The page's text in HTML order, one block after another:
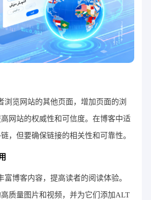
浏览网站的其他页面，增加页面的浏
网站的权威性和可信度。在博客中适
，但要确保链接的相关性和可靠性。
富博客内容，提高读者的阅读体验。
质量图片和视频，并为它们添加ALT